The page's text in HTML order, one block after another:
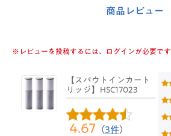
商品レビュー
※レビューを投稿するには、ログインが必要です
【スパウトインカート
リッジ】HSC17023
4.67 （3件）